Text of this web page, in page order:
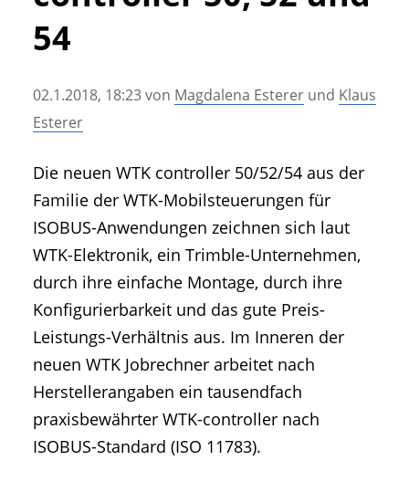
• Geschichte und Geschichten
• Messen und Veranstaltungen
• Agritechnica Neuheiten Archiv
• Artikel nach Hersteller/Marke
54
02.1.2018, 18:23von Magdalena Esterer und Klaus
Esterer
Die neuen WTK controller 50/52/54 aus der
Familie der WTK-Mobilsteuerungen für
ISOBUS-Anwendungen zeichnen sich laut
WTK-Elektronik, ein Trimble-Unternehmen,
durch ihre einfache Montage, durch ihre
Konfigurierbarkeit und das gute Preis-
Leistungs-Verhältnis aus. Im Inneren der
neuen WTK Jobrechner arbeitet nach
Herstellerangaben ein tausendfach
praxisbewährter WTK-controller nach
ISOBUS-Standard (ISO 11783).